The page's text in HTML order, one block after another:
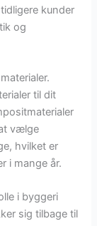
kunder
og
til dit
vælge
hvilket er
i mange år.
i byggeri
sig tilbage til